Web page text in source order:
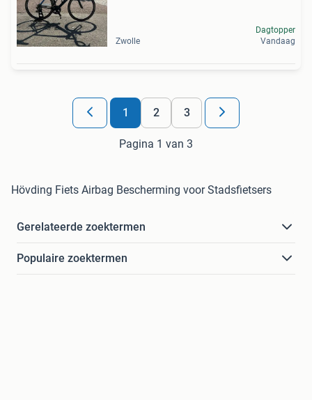
Zwolle
Dagtopper
Vandaag
1 2 3
Pagina 1 van 3
Hövding Fiets Airbag Bescherming voor Stadsfietsers
Gerelateerde zoektermen
Populaire zoektermen